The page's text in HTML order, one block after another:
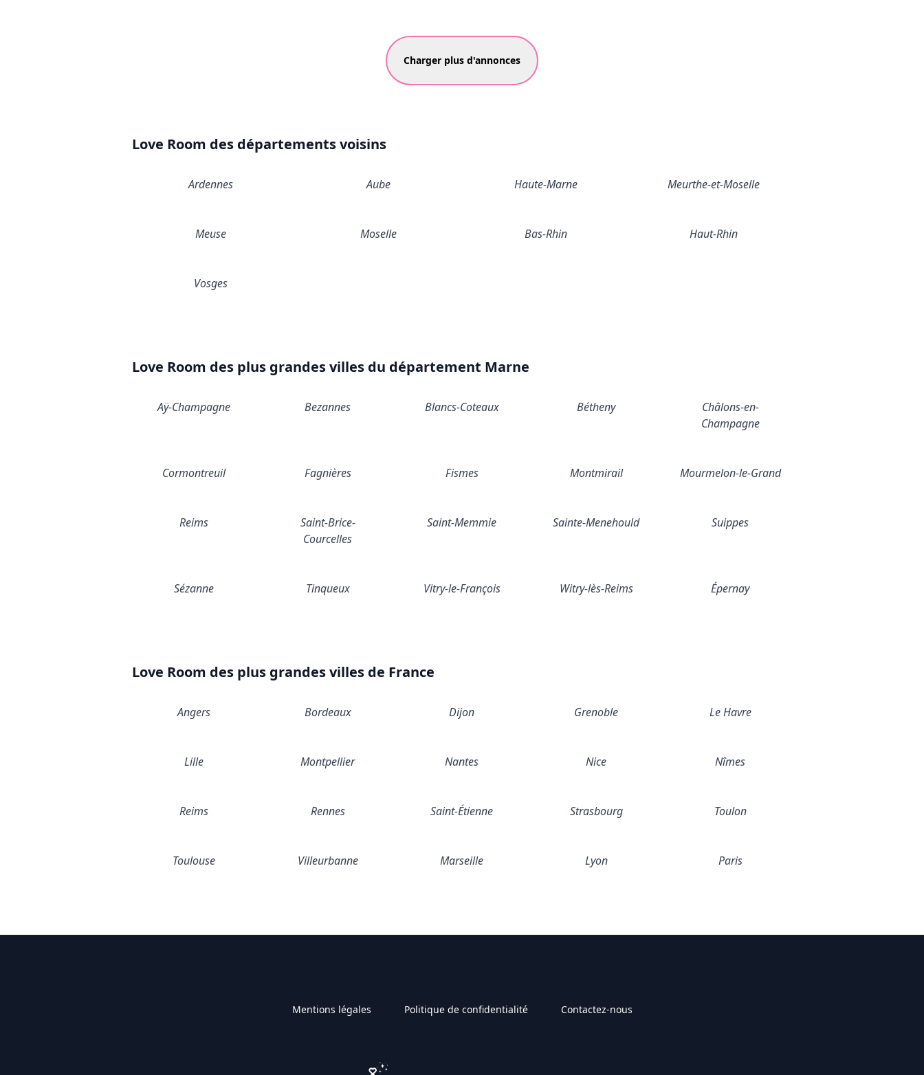
Charger plus d'annonces
Love Room des départements voisins
Ardennes Aube Haute-Marne Meurthe-et-Moselle
Meuse Moselle Bas-Rhin Haut-Rhin
Vosges
Love Room des plus grandes villes du département Marne
Aÿ-Champagne Bezannes Blancs-Coteaux Bétheny
Châlons-en-
Champagne
Cormontreuil Fagnières Fismes Montmirail Mourmelon-le-Grand
Reims
Saint-Brice-
Courcelles
Saint-Memmie Sainte-Menehould Suippes
Sézanne Tinqueux Vitry-le-François Witry-lès-Reims Épernay
Love Room des plus grandes villes de France
Angers Bordeaux Dijon Grenoble Le Havre
Lille Montpellier Nantes Nice Nîmes
Reims Rennes Saint-Étienne Strasbourg Toulon
Toulouse Villeurbanne Marseille Lyon Paris
Mentions légales Politique de confidentialité Contactez-nous